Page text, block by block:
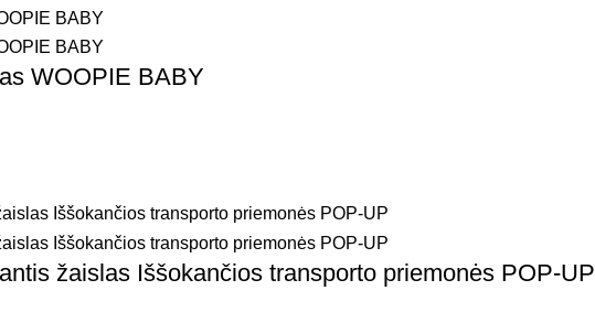
WOOPIE BABY
žaislas Iššokančios transporto priemonės POP-UP